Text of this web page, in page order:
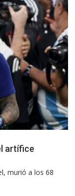
artífice
murió a los 68